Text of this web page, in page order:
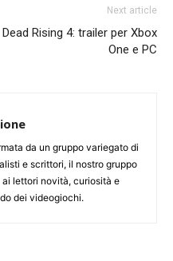
Next article
Dead Rising 4: trailer per Xbox
One e PC
da un gruppo variegato di
e scrittori, il nostro gruppo
lettori novità, curiosità e
dei videogiochi.